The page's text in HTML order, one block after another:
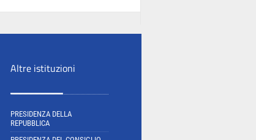
Altre istituzioni
PRESIDENZA DELLA
REPUBBLICA